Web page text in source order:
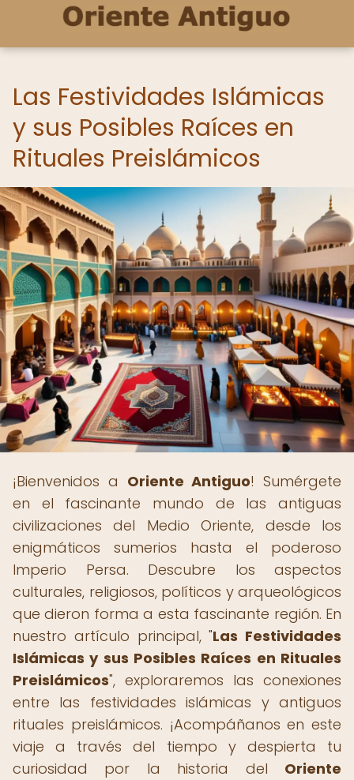
Las Festividades Islámicas
y sus Posibles Raíces en
Rituales Preislámicos
¡Bienvenidos a Oriente Antiguo! Sumérgete
en el fascinante mundo de las antiguas
civilizaciones del Medio Oriente, desde los
enigmáticos sumerios hasta el poderoso
Imperio Persa. Descubre los aspectos
culturales, religiosos, políticos y arqueológicos
que dieron forma a esta fascinante región. En
nuestro artículo principal, "Las Festividades
Islámicas y sus Posibles Raíces en Rituales
Preislámicos", exploraremos las conexiones
entre las festividades islámicas y antiguos
rituales preislámicos. ¡Acompáñanos en este
viaje a través del tiempo y despierta tu
curiosidad por la historia del Oriente